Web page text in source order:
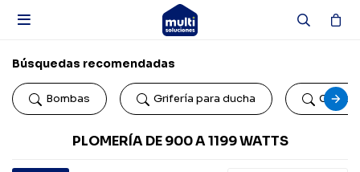

Búsquedas recomendadas
Bombas Grifería para ducha Colillas
PLOMERÍA DE 900 A 1199 WATTS